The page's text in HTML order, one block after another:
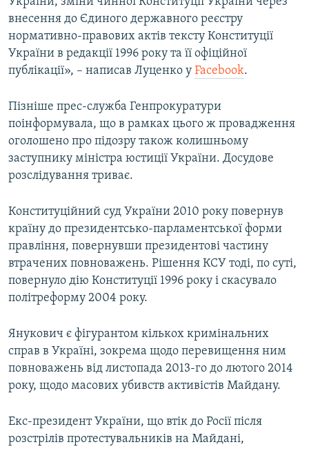
внесення до Єдиного державного реєстру
нормативно-правових актів тексту Конституції
України в редакції 1996 року та її офіційної
публікації», – написав Луценко у Facebook.
Пізніше прес-служба Генпрокуратури
поінформувала, що в рамках цього ж провадження
оголошено про підозру також колишньому
заступнику міністра юстиції України. Досудове
розслідування триває.
Конституційний суд України 2010 року повернув
країну до президентсько-парламентської форми
правління, повернувши президентові частину
втрачених повноважень. Рішення КСУ тоді, по суті,
повернуло дію Конституції 1996 року і скасувало
політреформу 2004 року.
Янукович є фігурантом кількох кримінальних
справ в Україні, зокрема щодо перевищення ним
повноважень від листопада 2013-го до лютого 2014
року, щодо масових убивств активістів Майдану.
Екс-президент України, що втік до Росії після
розстрілів протестувальників на Майдані,